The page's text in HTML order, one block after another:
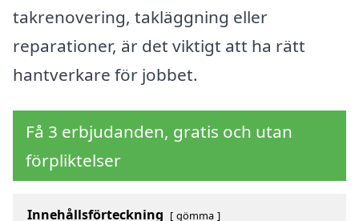
takrenovering, takläggning eller
reparationer, är det viktigt att ha rätt
hantverkare för jobbet.
Få 3 erbjudanden, gratis och utan
förpliktelser
Innehållsförteckning gömma